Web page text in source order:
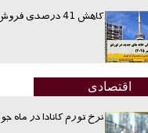
کاهش 41 درصدی فروش خانه در تورنتو
اقتصادی
نرخ تورم کانادا در